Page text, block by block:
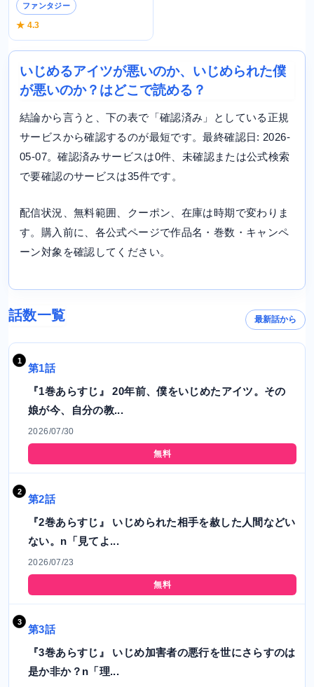
ファンタジー
★ 4.3
いじめるアイツが悪いのか、いじめられた僕
が悪いのか？はどこで読める？
結論から言うと、下の表で「確認済み」としている正規
サービスから確認するのが最短です。最終確認日: 2026-
05-07。確認済みサービスは0件、未確認または公式検索
で要確認のサービスは35件です。
配信状況、無料範囲、クーポン、在庫は時期で変わりま
す。購入前に、各公式ページで作品名・巻数・キャンペ
ーン対象を確認してください。
話数一覧 最新話から
第1話
『1巻あらすじ』 20年前、僕をいじめたアイツ。その
娘が今、自分の教...
2026/07/30
無料
第2話
『2巻あらすじ』 いじめられた相手を赦した人間などい
ない。n「見てよ...
2026/07/23
無料
第3話
『3巻あらすじ』 いじめ加害者の悪行を世にさらすのは
是か非か？n「理...